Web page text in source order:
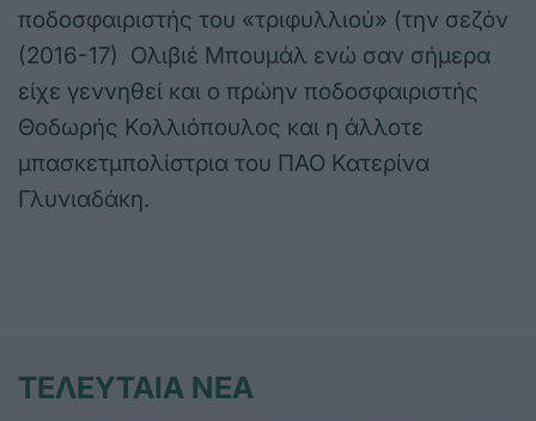
ποδοσφαιριστής του «τριφυλλιού» (την σεζόν
(2016-17) Ολιβιέ Μπουμάλ ενώ σαν σήμερα
είχε γεννηθεί και ο πρώην ποδοσφαιριστής
Θοδωρής Κολλιόπουλος και η άλλοτε
μπασκετμπολίστρια του ΠΑΟ Κατερίνα
Γλυνιαδάκη.
ΤΕΛΕΥΤΑΙΑ ΝΕΑ